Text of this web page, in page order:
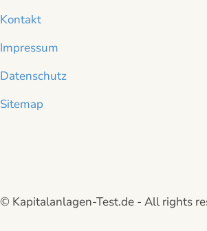
Kontakt
Impressum
Datenschutz
Sitemap
© Kapitalanlagen-Test.de - All rights